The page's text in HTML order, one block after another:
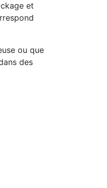
et
ou que
des